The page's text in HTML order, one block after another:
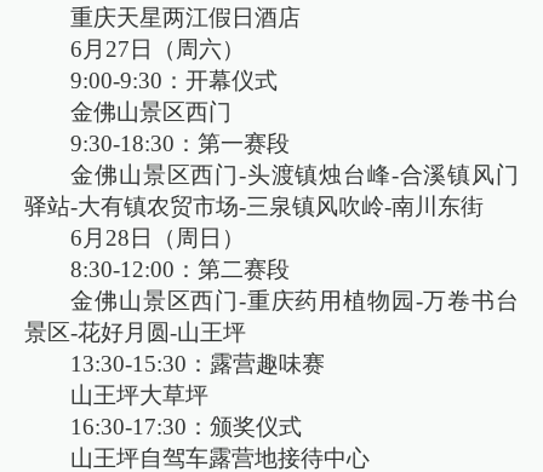
重庆天星两江假日酒店
6月27日（周六）
9:00-9:30：开幕仪式
金佛山景区西门
9:30-18:30：第一赛段
金佛山景区西门-头渡镇烛台峰-合溪镇风门
驿站-大有镇农贸市场-三泉镇风吹岭-南川东街
6月28日（周日）
8:30-12:00：第二赛段
金佛山景区西门-重庆药用植物园-万卷书台
景区-花好月圆-山王坪
13:30-15:30：露营趣味赛
山王坪大草坪
16:30-17:30：颁奖仪式
山王坪自驾车露营地接待中心